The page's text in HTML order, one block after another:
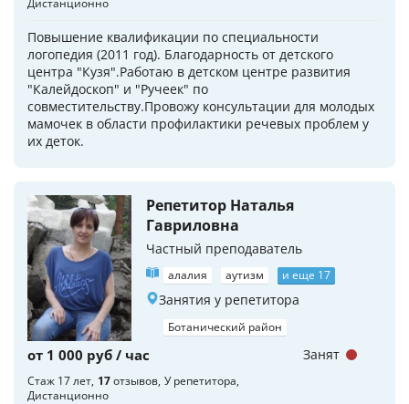
Дистанционно
Повышение квалификации по специальности
логопедия (2011 год). Благодарность от детского
центра "Кузя".Работаю в детском центре развития
"Калейдоскоп" и "Ручеек" по
совместительству.Провожу консультации для молодых
мамочек в области профилактики речевых проблем у
их деток.
Репетитор Наталья
Гавриловна
Частный преподаватель
алалия аутизм и еще 17
Занятия у репетитора
Ботанический район
от 1 000 руб / час
Стаж 17 лет 17отзывов У репетитора
Дистанционно
Занят